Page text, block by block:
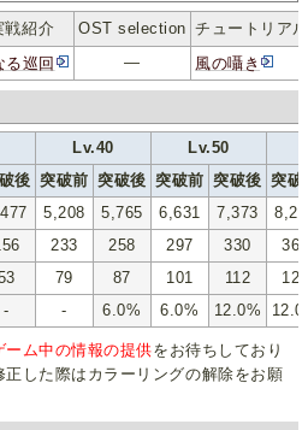
戦紹介 OST selection チュートリア
る巡回 ― 風の囁き
Lv.40 Lv.50
後 突破前 突破後 突破前 突破後 突破
5,208 5,765 6,631 7,373
233 258 297 330
369
79 87 101 112
125
- - 6.0% 6.0% 12.0%
ーム中の情報の提供をお待ちしており
した際はカラーリングの解除をお願